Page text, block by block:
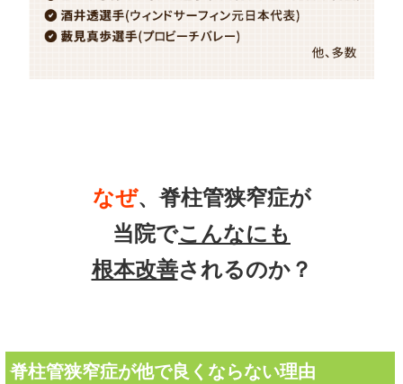
なぜ、脊柱管狭窄症が
当院でこんなにも
根本改善されるのか？
脊柱管狭窄症が他で良くならない理由